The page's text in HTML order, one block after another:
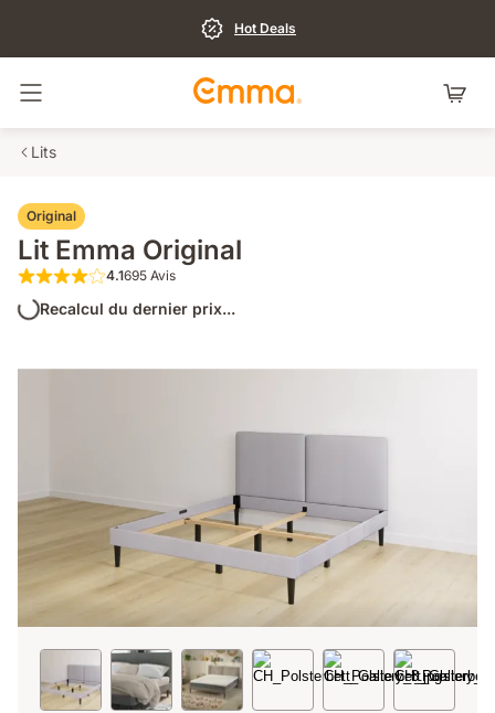
Hot Deals
Basculer la navigation
Lits
Original
Lit Emma Original
4.1 sur 5 étoiles 695 Avis
4.1695 Avis
Recalcul du dernier prix...